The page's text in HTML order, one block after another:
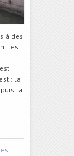
à des
les
: la
la